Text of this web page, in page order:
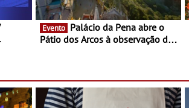
Evento
Pátio dos Arcos à observação do